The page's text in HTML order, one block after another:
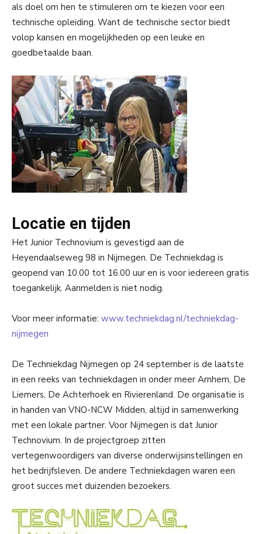
als doel om hen te stimuleren om te kiezen voor een
technische opleiding. Want de technische sector biedt
volop kansen en mogelijkheden op een leuke en
goedbetaalde baan.
Locatie en tijden
Het Junior Technovium is gevestigd aan de
Heyendaalseweg 98 in Nijmegen. De Techniekdag is
geopend van 10.00 tot 16.00 uur en is voor iedereen gratis
toegankelijk. Aanmelden is niet nodig.
Voor meer informatie: www.techniekdag.nl/techniekdag-
nijmegen
De Techniekdag Nijmegen op 24 september is de laatste
in een reeks van techniekdagen in onder meer Arnhem, De
Liemers, De Achterhoek en Rivierenland. De organisatie is
in handen van VNO-NCW Midden, altijd in samenwerking
met een lokale partner. Voor Nijmegen is dat Junior
Technovium. In de projectgroep zitten
vertegenwoordigers van diverse onderwijsinstellingen en
het bedrijfsleven. De andere Techniekdagen waren een
groot succes met duizenden bezoekers.